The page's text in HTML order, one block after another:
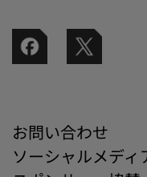
お問い合わせ
ソーシャルメディ